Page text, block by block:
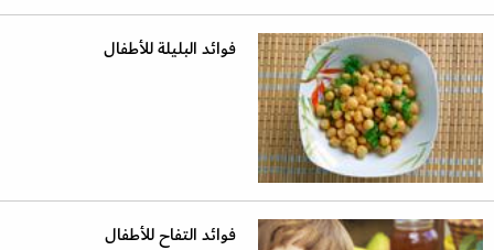
فوائد البليلة للأطفال
فوائد التفاح للأطفال